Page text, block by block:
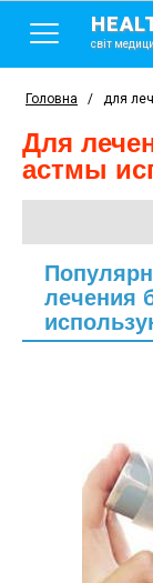
світ
Головна / для
для лечения бронхиальной
астмы
лечения